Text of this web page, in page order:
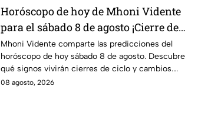
Horóscopo de hoy de Mhoni Vidente
para el sábado 8 de agosto ¡Cierre de
ciclo!
Mhoni Vidente comparte las predicciones del
horóscopo de hoy sábado 8 de agosto. Descubre
qué signos vivirán cierres de ciclo y cambios.
¿Estás listo?
08 agosto, 2026